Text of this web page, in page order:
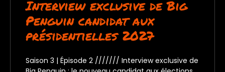
Interview exclusive de Big
Penguin candidat aux
présidentielles 2027
Saison 3 | Épisode 2 /////// Interview exclusive de